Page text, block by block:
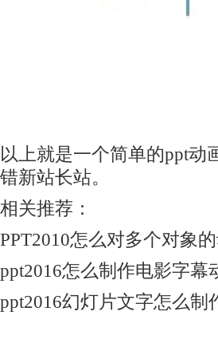
以上就是一个简单的ppt动
错新站长站。
相关推荐：
PPT2010怎么对多个对象
ppt2016怎么制作电影字幕
ppt2016幻灯片文字怎么制